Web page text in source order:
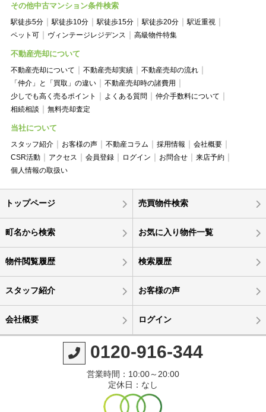
その他中古マンション条件検索
駅徒歩5分 駅徒歩10分 駅徒歩15分 駅徒歩20分
駅近重視
ペット可
ヴィンテージレジデンス 高級物件特集
不動産売却について
不動産売却について 不動産売却実績
不動産売却の流れ
「仲介」と「買取」の違い
不動産売却時の諸費用
少しでも高く売るポイント
よくある質問
仲介手数料について
相続相談
無料売却査定
当社について
スタッフ紹介 お客様の声 不動産コラム 採用情報
会社概要
CSR活動
アクセス 会員登録 ログイン お問合せ
来店予約
個人情報の取扱い
トップページ 売買物件検索
町名から検索 お気に入り物件一覧
物件閲覧履歴 検索履歴
スタッフ紹介 お客様の声
会社概要 ログイン
0120-916-344
営業時間：10:00～20:00
定休日：なし